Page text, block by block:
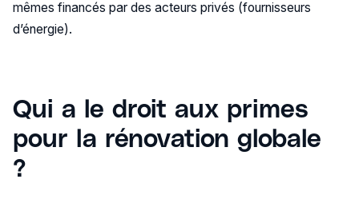
mêmes financés par des acteurs privés (fournisseurs
d’énergie).
Qui a le droit aux primes
pour la rénovation globale
?